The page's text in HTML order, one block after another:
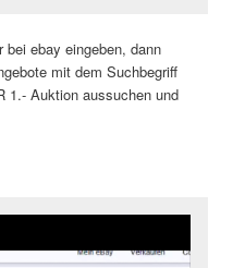
ebay eingeben, dann
mit dem Suchbegriff
1.- Auktion aussuchen und